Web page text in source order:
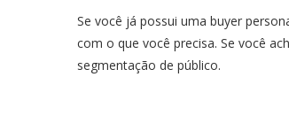
Se você já possui uma buyer
com o que você precisa. Se você
segmentação de público.